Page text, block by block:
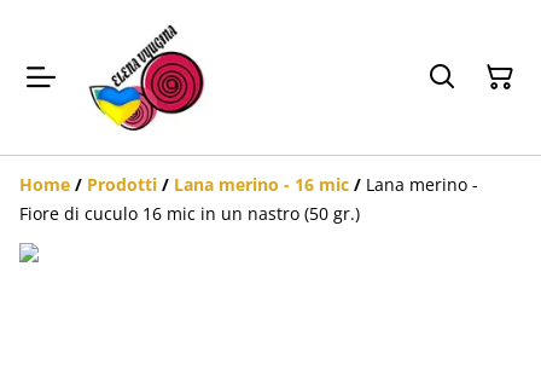
Home / Prodotti / Lana merino - 16 mic / Lana merino -
Fiore di cuculo 16 mic in un nastro (50 gr.)